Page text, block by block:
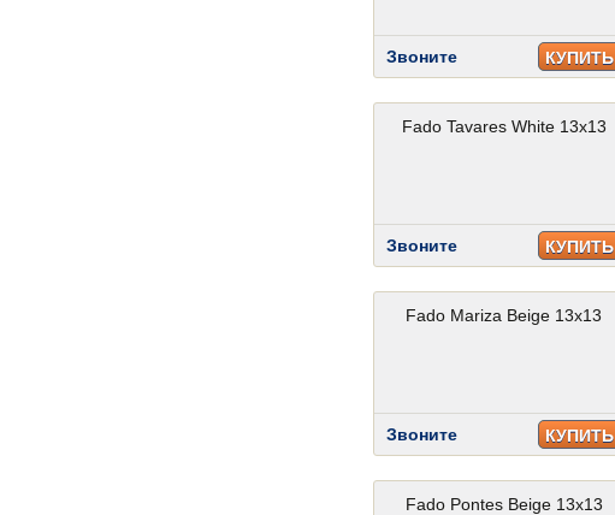
Звоните КУПИТЬ
Fado Tavares White 13x13
Звоните КУПИТЬ
Fado Mariza Beige 13x13
Звоните КУПИТЬ
Fado Pontes Beige 13x13